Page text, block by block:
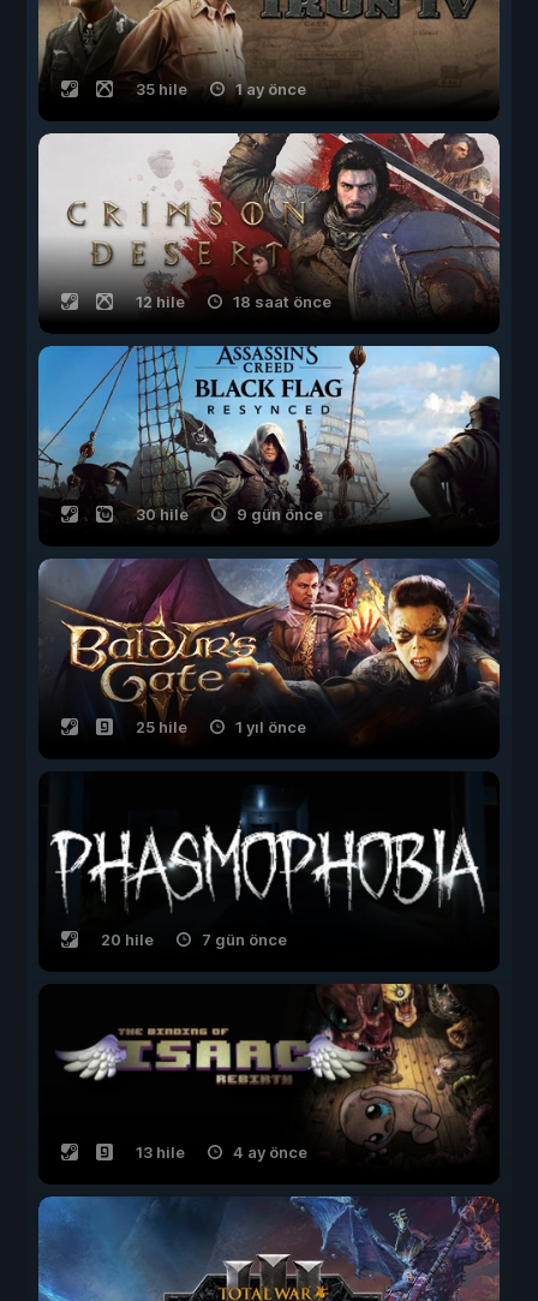
35 hile 1 ay önce
12 hile 18 saat önce
30 hile 9 gün önce
25 hile 1 yıl önce
20 hile 7 gün önce
13 hile 4 ay önce